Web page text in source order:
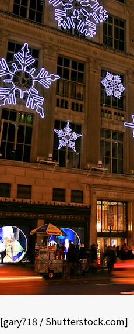
[gary718 / Shutterstock.com]